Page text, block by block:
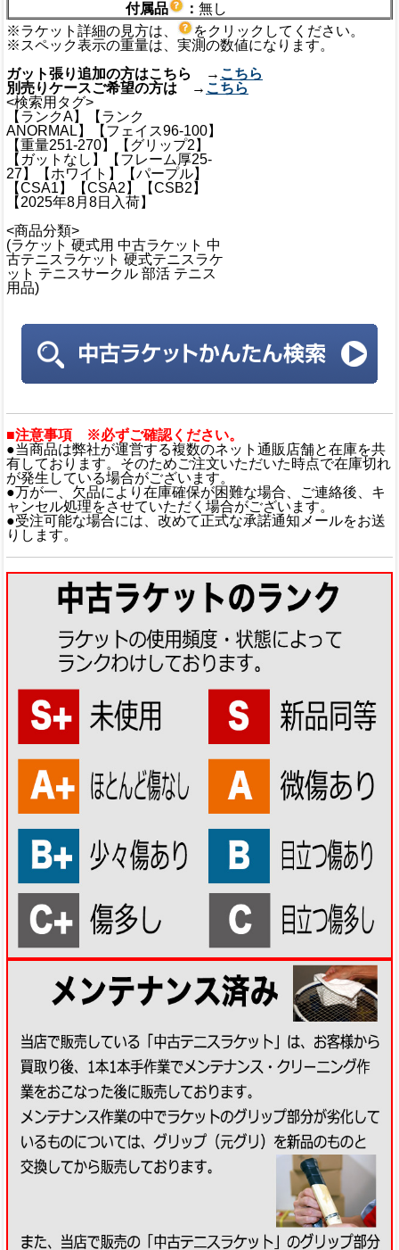
付属品
： 無し
※ラケット詳細の見方は、
をクリックしてください。
※スペック表示の重量は、実測の数値になります。
ガット張り追加の方はこちら → こちら
別売りケースご希望の方は → こちら
<検索用タグ>
【ランクA】【ランク
ANORMAL】【フェイス96-100】
【重量251-270】【グリップ2】
【ガットなし】【フレーム厚25-
27】【ホワイト】【パープル】
【CSA1】【CSA2】【CSB2】
【2025年8月8日入荷】
<商品分類>
(ラケット 硬式用 中古ラケット 中
古テニスラケット 硬式テニスラケ
ット テニスサークル 部活 テニス
用品)
■注意事項 ※必ずご確認ください。
●当商品は弊社が運営する複数のネット通販店舗と在庫を共
有しております。そのためご注文いただいた時点で在庫切れ
が発生している場合がございます。
●万が一、欠品により在庫確保が困難な場合、ご連絡後、キ
ャンセル処理をさせていただく場合がございます。
●受注可能な場合には、改めて正式な承諾通知メールをお送
りします。